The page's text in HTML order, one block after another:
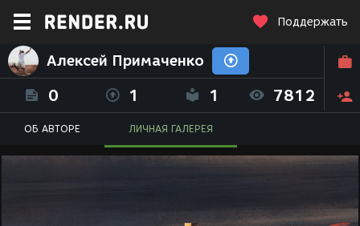
Поддержать
Алексей Примаченко
0 1 1 7812
ОБ АВТОРЕ ЛИЧНАЯ ГАЛЕРЕЯ